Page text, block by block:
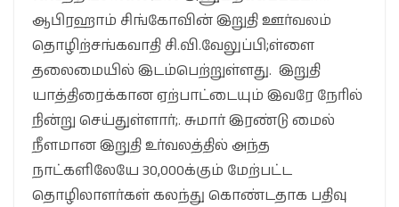
ஆபிரஹாம் சிங்கோவின் இறுதி ஊர்வலம்
தொழிற்சங்கவாதி சி.வி.வேலுப்பி;ள்ளை
தலைமையில் இடம்பெற்றுள்ளது. இறுதி
யாத்திரைக்கான ஏற்பாட்டையும் இவரே நேரில்
நின்று செய்துள்ளார்;. சுமார் இரண்டு மைல்
நீளமான இறுதி உர்வலத்தில் அந்த
நாட்களிலேயே 30,000க்கும் மேற்பட்ட
தொழிலாளர்கள் கலந்து கொண்டதாக பதிவு